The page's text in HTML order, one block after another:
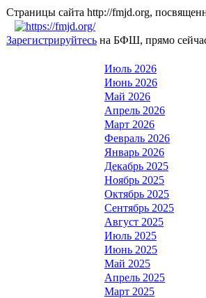
Страницы сайта http://fmjd.org,
Зарегистрируйтесь на БФШ, прямо
Июль 2026
Июнь 2026
Май 2026
Апрель 2026
Март 2026
Февраль 2026
Январь 2026
Декабрь 2025
Ноябрь 2025
Октябрь 2025
Сентябрь 2025
Август 2025
Июль 2025
Июнь 2025
Май 2025
Апрель 2025
Март 2025